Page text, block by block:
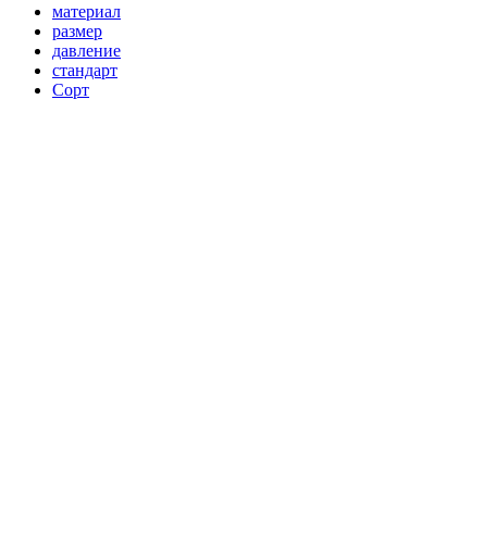
материал
размер
давление
стандарт
Сорт